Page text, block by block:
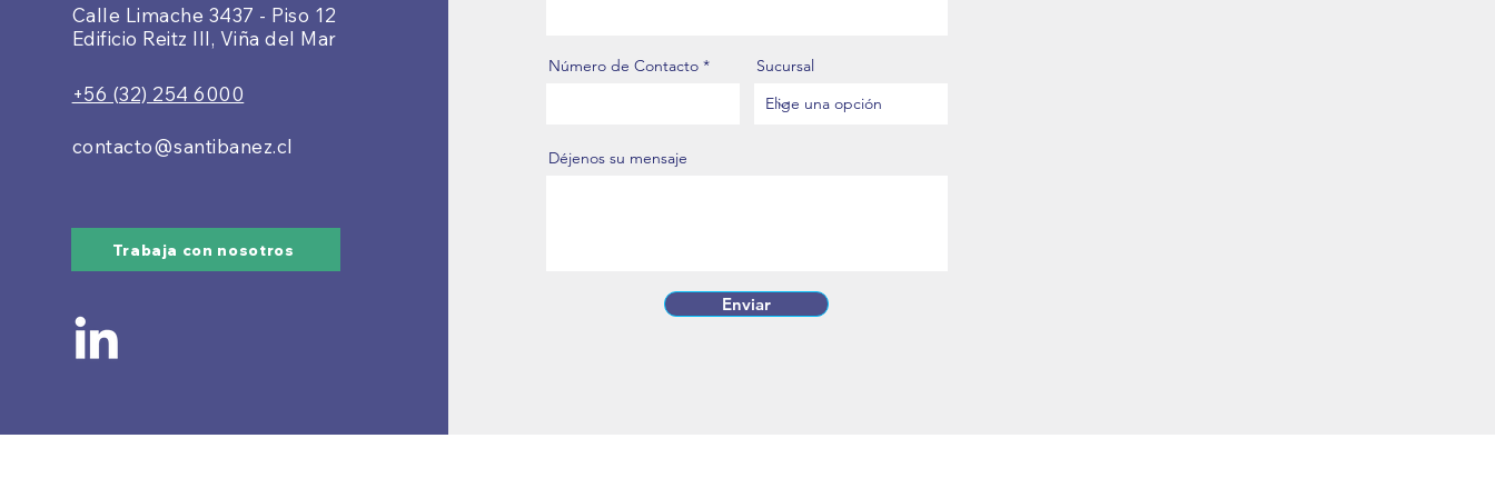
Calle Limache 3437 - Piso 12
Edificio Reitz III, Viña del Mar
+56 (32) 254 6000
contacto@santibanez.cl
Trabaja con nosotros
Número de Contacto Sucursal
Déjenos su mensaje
Enviar